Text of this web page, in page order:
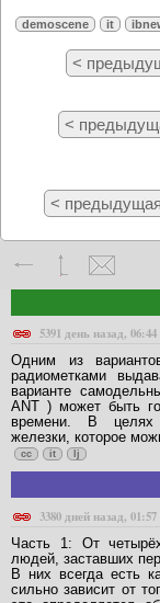
demoscene it
<
<
< предыдущая
5391 день назад, 06:44
Одним из
радиометками
варианте
ANT ) может быть
времени. В целях
железки, которое
cc it lj
3380 дней назад, 01:57
Часть 1: От
людей, заставших
В них всегда есть
сильно зависит от